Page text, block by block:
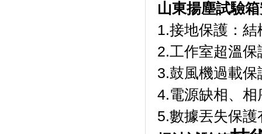
山東揚塵試驗
1.接地保護：
2.工作室超溫
3.鼓風機過載保
4.電源缺相、
5.數據丟失保